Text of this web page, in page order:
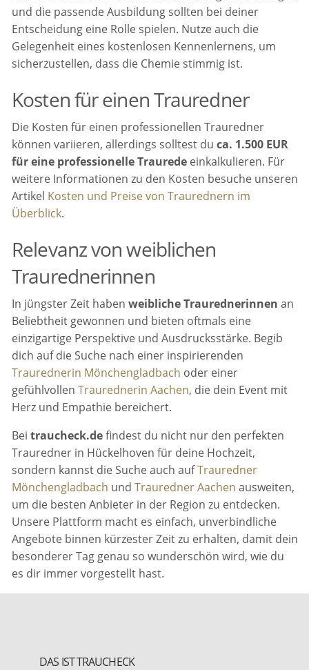
und die passende Ausbildung sollten bei deiner
Entscheidung eine Rolle spielen. Nutze auch die
Gelegenheit eines kostenlosen Kennenlernens, um
sicherzustellen, dass die Chemie stimmig ist.
Kosten für einen Trauredner
Die Kosten für einen professionellen Trauredner
können variieren, allerdings solltest duca. 1.500 EUR
für eine professionelle Traurede einkalkulieren. Für
weitere Informationen zu den Kosten besuche unseren
Artikel Kosten und Preise von Traurednern im
Überblick.
Relevanz von weiblichen
Traurednerinnen
In jüngster Zeit habenweibliche Traurednerinnen an
Beliebtheit gewonnen und bieten oftmals eine
einzigartige Perspektive und Ausdrucksstärke. Begib
dich auf die Suche nach einer inspirierenden
Traurednerin Mönchengladbach oder einer
gefühlvollenTraurednerin Aachen, die dein Event mit
Herz und Empathie bereichert.
Beitraucheck.defindest du nicht nur den perfekten
Trauredner in Hückelhoven für deine Hochzeit,
sondern kannst die Suche auch aufTrauredner
Mönchengladbach undTrauredner Aachen ausweiten,
um die besten Anbieter in der Region zu entdecken.
Unsere Plattform macht es einfach, unverbindliche
Angebote binnen kürzester Zeit zu erhalten, damit dein
besonderer Tag genau so wunderschön wird, wie du
es dir immer vorgestellt hast.
DAS IST TRAUCHECK